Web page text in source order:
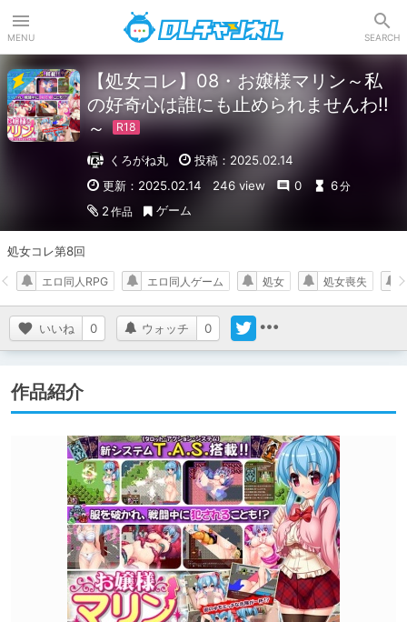
MENU SEARCH
【処女コレ】08・お嬢様マリン～私
の好奇心は誰にも止められませんわ!!
～
くろがね丸
投稿：2025.02.14
更新：2025.02.14
246 view 0 6分
2 作品 ゲーム
処女コレ第8回
いいね 0 ウォッチ 0
エロ同人RPG エロ同人ゲーム 処女 処女喪失
作品紹介